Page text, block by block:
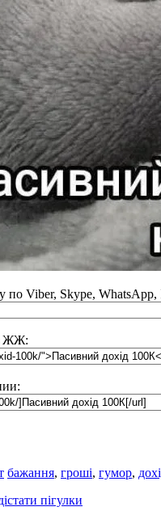
по Viber, Skype,
ЖЖ:
бажання, гроші, гумор,
пігулки